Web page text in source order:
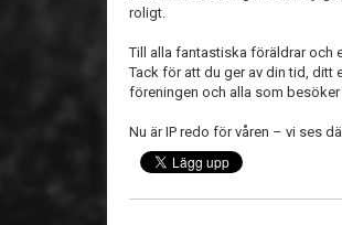
roligt.
Till alla fantastiska föräldrar och
Tack för att du ger av din tid, ditt
föreningen och alla som
Nu är IP redo för våren – vi ses